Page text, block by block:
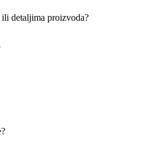
detaljima proizvoda?